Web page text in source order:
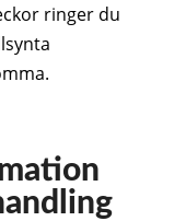
ringer du